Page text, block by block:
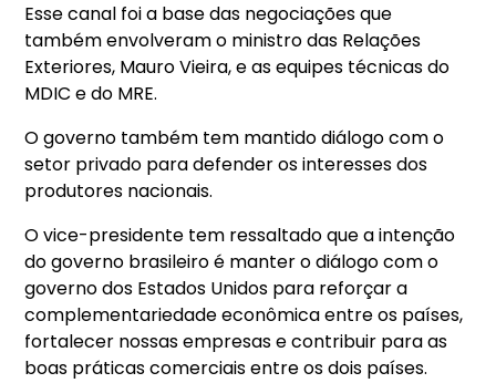
Esse canal foi a base das negociações que
também envolveram o ministro das Relações
Exteriores, Mauro Vieira, e as equipes técnicas do
MDIC e do MRE.
O governo também tem mantido diálogo com o
setor privado para defender os interesses dos
produtores nacionais.
O vice-presidente tem ressaltado que a intenção
do governo brasileiro é manter o diálogo com o
governo dos Estados Unidos para reforçar a
complementariedade econômica entre os países,
fortalecer nossas empresas e contribuir para as
boas práticas comerciais entre os dois países.